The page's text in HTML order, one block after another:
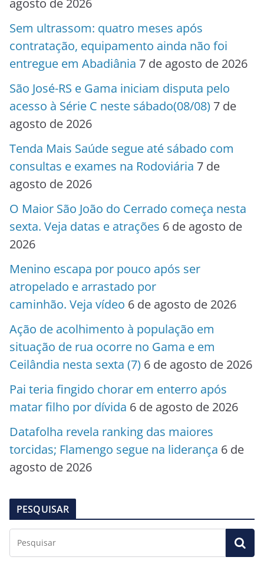
Sem ultrassom: quatro meses após
contratação, equipamento ainda não foi
entregue em Abadiânia 7 de agosto de 2026
São José-RS e Gama iniciam disputa pelo
acesso à Série C neste sábado(08/08) 7 de
agosto de 2026
Tenda Mais Saúde segue até sábado com
consultas e exames na Rodoviária 7 de
agosto de 2026
O Maior São João do Cerrado começa nesta
sexta. Veja datas e atrações 6 de agosto de
2026
Menino escapa por pouco após ser
atropelado e arrastado por
caminhão. Veja vídeo 6 de agosto de 2026
Ação de acolhimento à população em
situação de rua ocorre no Gama e em
Ceilândia nesta sexta (7) 6 de agosto de 2026
Pai teria fingido chorar em enterro após
matar filho por dívida 6 de agosto de 2026
Datafolha revela ranking das maiores
torcidas; Flamengo segue na liderança 6 de
agosto de 2026
PESQUISAR